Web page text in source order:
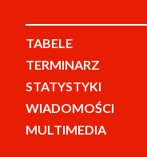
TABELE
TERMINARZ
STATYSTYKI
WIADOMOŚCI
MULTIMEDIA